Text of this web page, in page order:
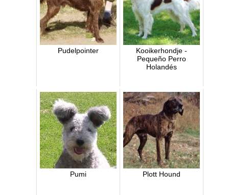
Pudelpointer
Kooikerhondje -
Pequeño Perro
Holandés
Pumi Plott Hound